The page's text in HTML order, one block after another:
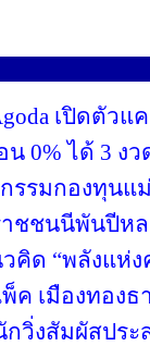
เปิดตั
0% ได้ 3 ง
รรมกองทุนแ
ชชนนีพันปีห
คิด “พลังแห่
ค เมืองทองธ
กวิ่งสัมผัสปร